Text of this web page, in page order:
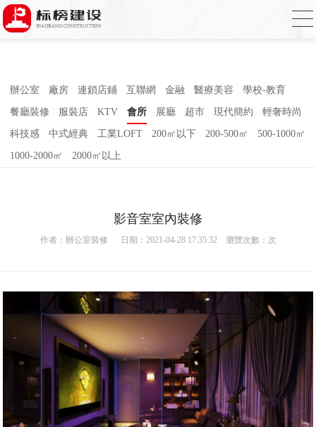
小蝌蚪影院在线观看,小蝌蚪影院污片,小蝌
蚪短视频APP,蝌蚪窉成人精品视频
辦公室 廠房 連鎖店鋪 互聯網 金融 醫療美容 學校-教育
餐廳裝修 服裝店 KTV 會所 展廳 超市 現代簡約 輕奢時尚
科技感 中式經典 工業LOFT 200㎡以下 200-500㎡ 500-1000㎡
1000-2000㎡ 2000㎡以上
影音室室內裝修
作者： 辦公室裝修 日期：2021-04-28 17:35:32 瀏覽次數： 次